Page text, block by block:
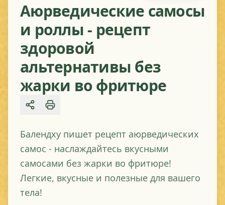
Аюрведические самосы
и роллы - рецепт
здоровой
альтернативы без
жарки во фритюре
Share
Балендху пишет рецепт аюрведических
самос - наслаждайтесь вкусными
самосами без жарки во фритюре!
Легкие, вкусные и полезные для вашего
тела!